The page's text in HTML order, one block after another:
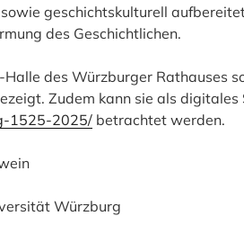
geschichtskulturell
des Geschichtlichen.
des Würzburger Rathauses
Zudem kann sie als
1525-2025/ betrachtet werden.
Würzburg